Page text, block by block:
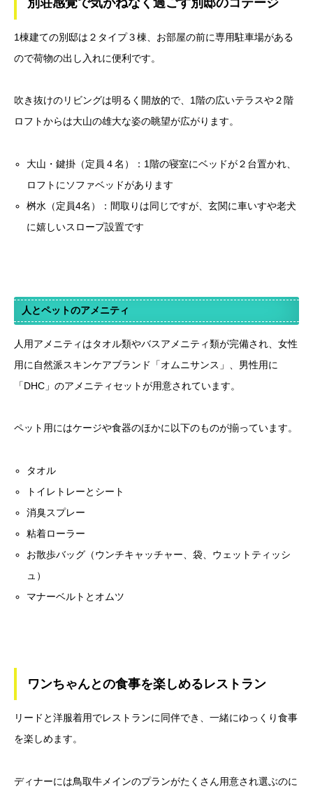
1棟建ての別邸は２タイプ３棟、お部屋の前に専用駐車場がある
ので荷物の出し入れに便利です。
吹き抜けのリビングは明るく開放的で、1階の広いテラスや２階
ロフトからは大山の雄大な姿の眺望が広がります。
大山・鍵掛（定員４名）：1階の寝室にベッドが２台置かれ、
ロフトにソファベッドがあります
桝水（定員4名）：間取りは同じですが、玄関に車いすや老犬
に嬉しいスロープ設置です
人とペットのアメニティ
人用アメニティはタオル類やバスアメニティ類が完備され、女性
用に自然派スキンケアブランド「オムニサンス」、男性用に
「DHC」のアメニティセットが用意されています。
ペット用にはケージや食器のほかに以下のものが揃っています。
タオル
トイレトレーとシート
消臭スプレー
粘着ローラー
お散歩バッグ（ウンチキャッチャー、袋、ウェットティッシ
ュ）
マナーベルトとオムツ
ワンちゃんとの食事を楽しめるレストラン
リードと洋服着用でレストランに同伴でき、一緒にゆっくり食事
を楽しめます。
ディナーには鳥取牛メインのプランがたくさん用意され選ぶのに